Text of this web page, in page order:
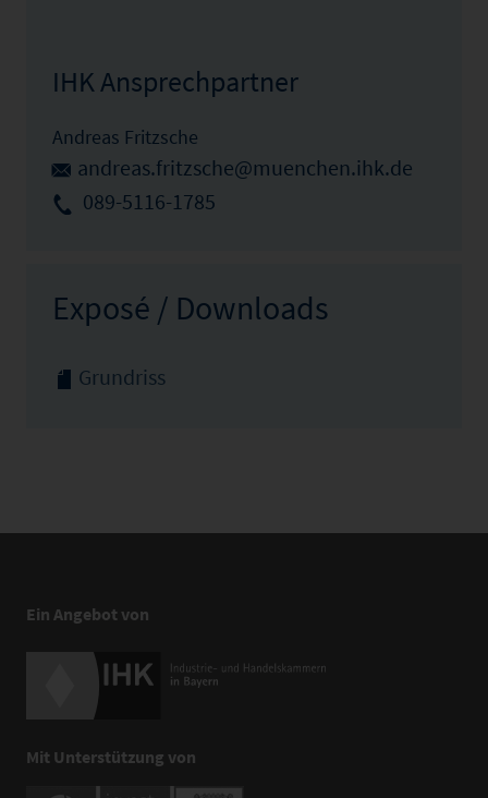
IHK Ansprechpartner
Andreas Fritzsche
andreas.fritzsche@muenchen.ihk.de
089-5116-1785
Exposé / Downloads
Grundriss
Ein Angebot von
Mit Unterstützung von